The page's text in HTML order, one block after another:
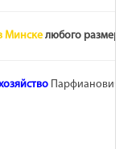
Минске любого размера
Парфианович